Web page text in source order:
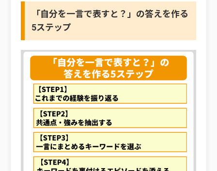
「自分を一言で表すと？」の答えを作る
5ステップ